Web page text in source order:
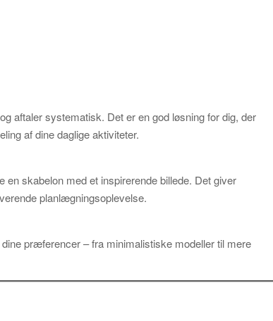
aftaler systematisk. Det er en god løsning for dig, der
af dine daglige aktiviteter.
skabelon med et inspirerende billede. Det giver
planlægningsoplevelse.
præferencer – fra minimalistiske modeller til mere